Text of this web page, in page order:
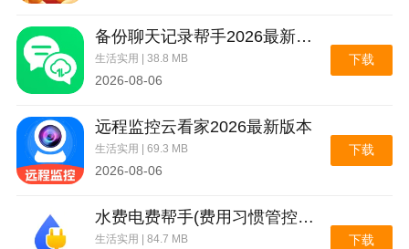
备份聊天记录帮手2026最新版本
生活实用 | 38.8 MB
2026-08-06
下载
远程监控云看家2026最新版本
生活实用 | 69.3 MB
2026-08-06
下载
水费电费帮手(费用习惯管控工具)
生活实用 | 84.7 MB 下载